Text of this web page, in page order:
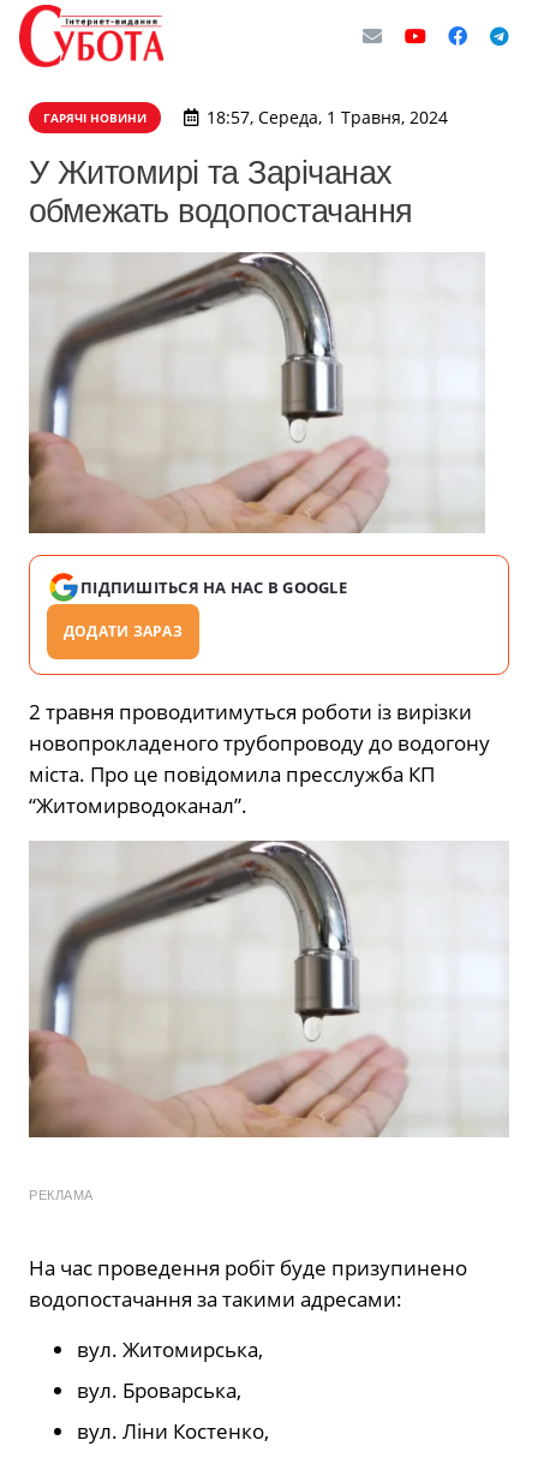
ГАРЯЧІ НОВИНИ 18:57, Середа, 1 Травня, 2024
У Житомирі та Зарічанах
обмежать водопостачання
ПІДПИШІТЬСЯ НА НАС В GOOGLE
ДОДАТИ ЗАРАЗ
2 травня проводитимуться роботи із вирізки
новопрокладеного трубопроводу до водогону
міста. Про це повідомила пресслужба КП
“Житомирводоканал”.
РЕКЛАМА
На час проведення робіт буде призупинено
водопостачання за такими адресами:
вул. Житомирська,
вул. Броварська,
вул. Ліни Костенко,